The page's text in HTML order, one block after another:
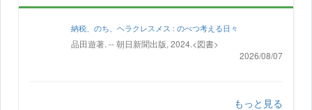
納税、のち、ヘラクレスメス : のべつ考える日々
品田遊著. -- 朝日新聞出版, 2024.<図書>
2026/08/07
もっと見る